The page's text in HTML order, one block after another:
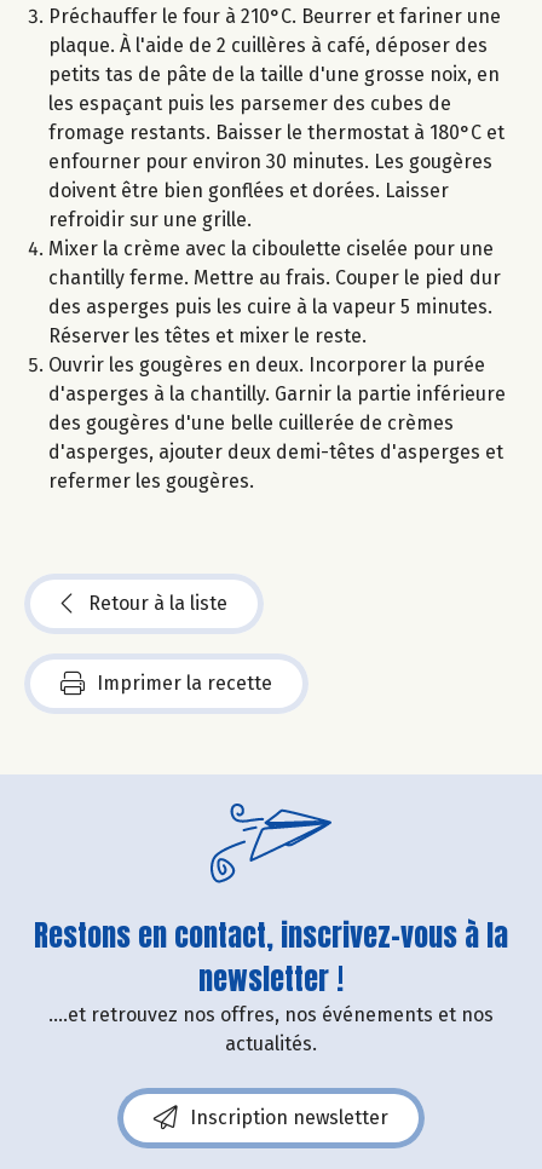
Préchauffer le four à 210°C. Beurrer et fariner une
plaque. À l'aide de 2 cuillères à café, déposer des
petits tas de pâte de la taille d'une grosse noix, en
les espaçant puis les parsemer des cubes de
fromage restants. Baisser le thermostat à 180°C et
enfourner pour environ 30 minutes. Les gougères
doivent être bien gonflées et dorées. Laisser
refroidir sur une grille.
Mixer la crème avec la ciboulette ciselée pour une
chantilly ferme. Mettre au frais. Couper le pied dur
des asperges puis les cuire à la vapeur 5 minutes.
Réserver les têtes et mixer le reste.
Ouvrir les gougères en deux. Incorporer la purée
d'asperges à la chantilly. Garnir la partie inférieure
des gougères d'une belle cuillerée de crèmes
d'asperges, ajouter deux demi-têtes d'asperges et
refermer les gougères.
Retour à la liste
Imprimer la recette
Restons en contact, inscrivez-vous à la
newsletter !
....et retrouvez nos offres, nos événements et nos
actualités.
Inscription newsletter